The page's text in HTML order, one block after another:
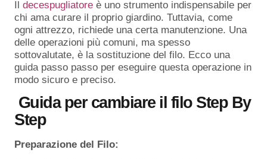
Il decespugliatore è uno strumento indispensabile per
chi ama curare il proprio giardino. Tuttavia, come
ogni attrezzo, richiede una certa manutenzione. Una
delle operazioni più comuni, ma spesso
sottovalutate, è la sostituzione del filo. Ecco una
guida passo passo per eseguire questa operazione in
modo sicuro e preciso.
Guida per cambiare il filo Step By
Step
Preparazione del Filo: